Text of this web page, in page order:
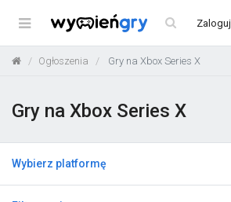
Menu Zaloguj
Ogłoszenia Gry na Xbox Series X
Gry na Xbox Series X
Wybierz platformę